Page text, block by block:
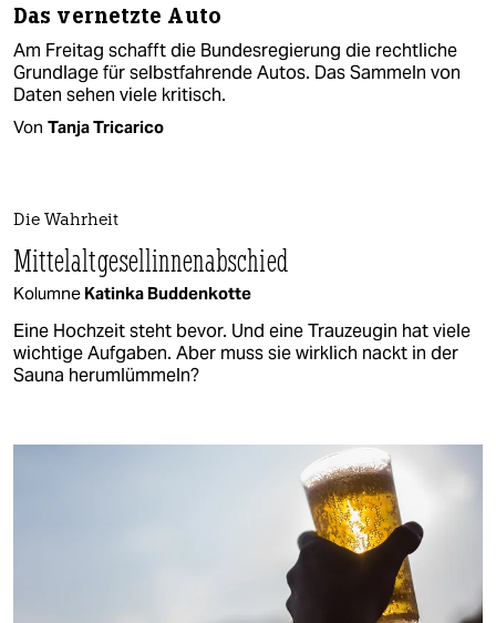
Das vernetzte Auto
Am Freitag schafft die Bundesregierung die rechtliche
Grundlage für selbstfahrende Autos. Das Sammeln von
Daten sehen viele kritisch.
Von Tanja Tricarico
Die Wahrheit
Mittelaltgesellinnenabschied
Kolumne Katinka Buddenkotte
Eine Hochzeit steht bevor. Und eine Trauzeugin hat viele
wichtige Aufgaben. Aber muss sie wirklich nackt in der
Sauna herumlümmeln?